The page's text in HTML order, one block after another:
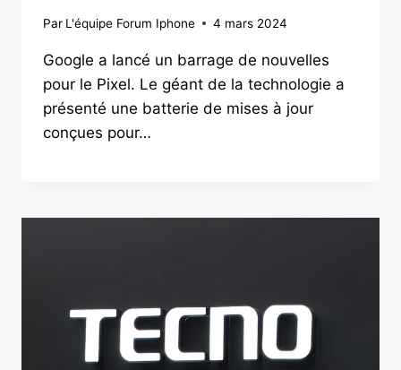
Par L'équipe Forum Iphone 4 mars 2024
Google a lancé un barrage de nouvelles
pour le Pixel. Le géant de la technologie a
présenté une batterie de mises à jour
conçues pour…